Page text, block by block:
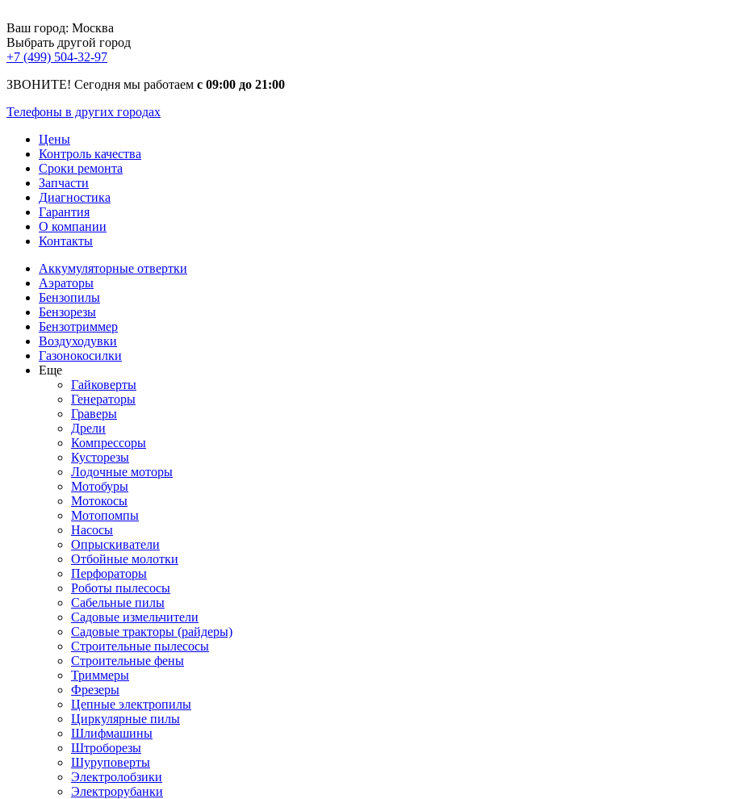
Ваш город: Москва
Выбрать другой город
+7 (499) 504-32-97
ЗВОНИТЕ! Сегодня мы работаем с 09:00 до 21:00
Телефоны в других городах
Цены
Контроль качества
Сроки ремонта
Запчасти
Диагностика
Гарантия
О компании
Контакты
Аккумуляторные отвертки
Аэраторы
Бензопилы
Бензорезы
Бензотриммер
Воздуходувки
Газонокосилки
Еще
Гайковерты
Генераторы
Граверы
Дрели
Компрессоры
Кусторезы
Лодочные моторы
Мотобуры
Мотокосы
Мотопомпы
Насосы
Опрыскиватели
Отбойные молотки
Перфораторы
Роботы пылесосы
Сабельные пилы
Садовые измельчители
Садовые тракторы (райдеры)
Строительные пылесосы
Строительные фены
Триммеры
Фрезеры
Цепные электропилы
Циркулярные пилы
Шлифмашины
Штроборезы
Шуруповерты
Электролобзики
Электрорубанки